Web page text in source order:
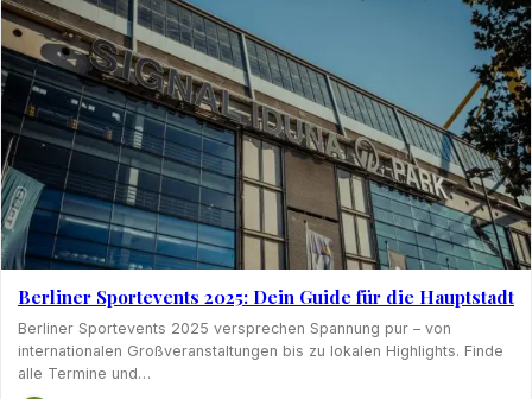
Berliner Sportevents 2025: Dein Guide für die Hauptstadt
Berliner Sportevents 2025 versprechen Spannung pur – von
internationalen Großveranstaltungen bis zu lokalen Highlights. Finde
alle Termine und…